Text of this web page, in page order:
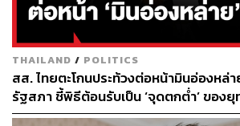
THAILAND / POLITICS
สส. ไทยตะโกนประท้วงต่อหน้ามินอ่องหล่า
รัฐสภา ชี้พิธีต้อนรับเป็น ‘จุดตกต่ำ’ ของ
ทูตไทย